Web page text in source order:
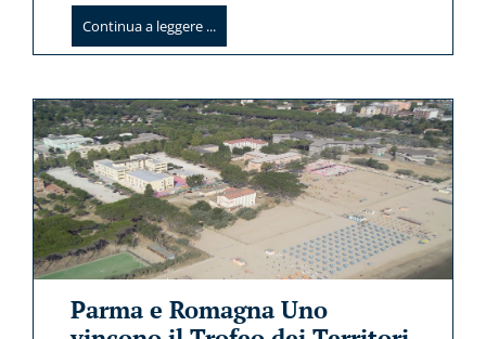
Continua a leggere ...
Parma e Romagna Uno